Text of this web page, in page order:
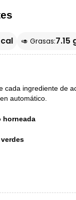
🥑 Grasas:7.15
cada ingrediente de
automático.
horneada